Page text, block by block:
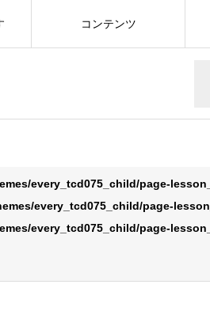
コンテンツ
every_tcd075_child/page-
every_tcd075_child/page-
every_tcd075_child/page-